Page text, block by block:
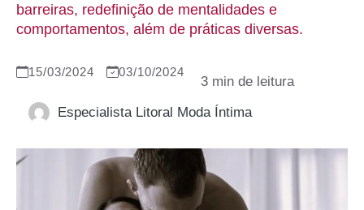
barreiras, redefinição de mentalidades e
comportamentos, além de práticas diversas.
15/03/2024 03/10/2024
Especialista Litoral Moda Íntima